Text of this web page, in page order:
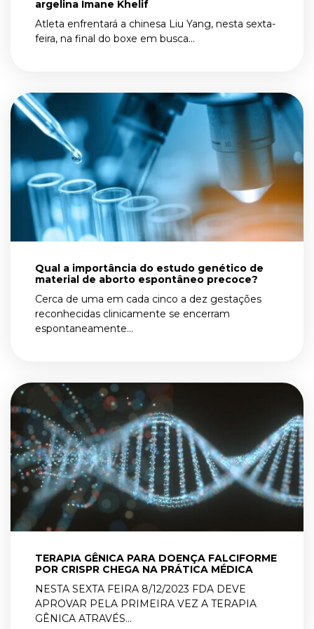
argelina Imane Khelif
Atleta enfrentará a chinesa Liu Yang, nesta sexta-
feira, na final do boxe em busca...
Qual a importância do estudo genético de
material de aborto espontâneo precoce?
Cerca de uma em cada cinco a dez gestações
reconhecidas clinicamente se encerram
espontaneamente...
TERAPIA GÊNICA PARA DOENÇA FALCIFORME
POR CRISPR CHEGA NA PRÁTICA MÉDICA
NESTA SEXTA FEIRA 8/12/2023 FDA DEVE
APROVAR PELA PRIMEIRA VEZ A TERAPIA
GÊNICA ATRAVÉS...